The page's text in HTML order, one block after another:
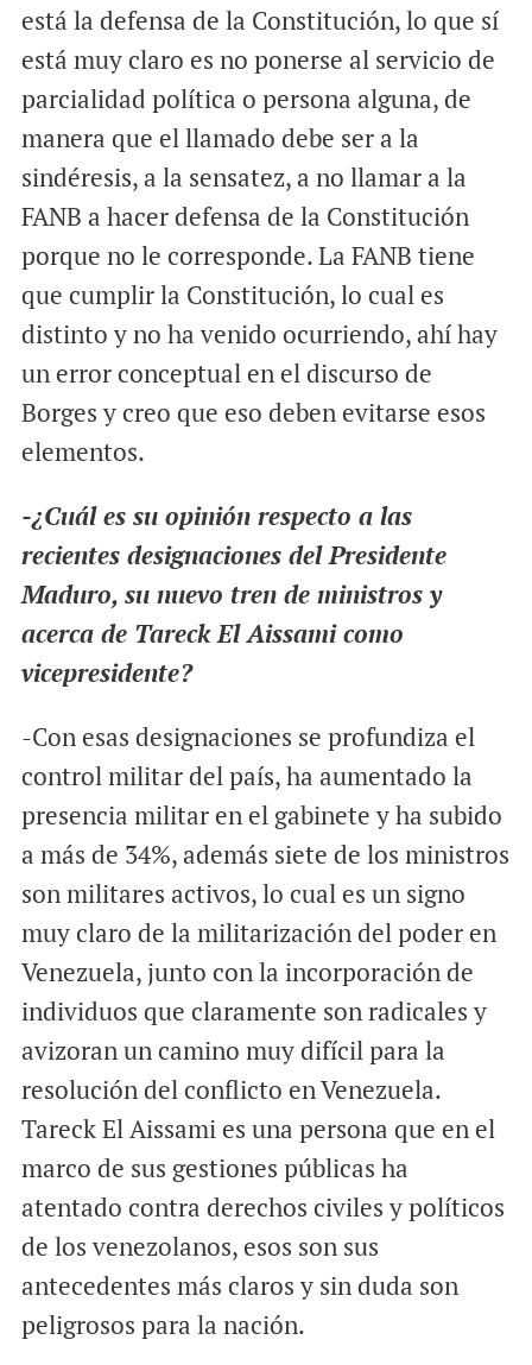
está la defensa de la Constitución, lo que sí
está muy claro es no ponerse al servicio de
parcialidad política o persona alguna, de
manera que el llamado debe ser a la
sindéresis, a la sensatez, a no llamar a la
FANB a hacer defensa de la Constitución
porque no le corresponde. La FANB tiene
que cumplir la Constitución, lo cual es
distinto y no ha venido ocurriendo, ahí hay
un error conceptual en el discurso de
Borges y creo que eso deben evitarse esos
elementos.
-¿Cuál es su opinión respecto a las
recientes designaciones del Presidente
Maduro, su nuevo tren de ministros y
acerca de Tareck El Aissami como
vicepresidente?
-Con esas designaciones se profundiza el
control militar del país, ha aumentado la
presencia militar en el gabinete y ha subido
a más de 34%, además siete de los ministros
son militares activos, lo cual es un signo
muy claro de la militarización del poder en
Venezuela, junto con la incorporación de
individuos que claramente son radicales y
avizoran un camino muy difícil para la
resolución del conflicto en Venezuela.
Tareck El Aissami es una persona que en el
marco de sus gestiones públicas ha
atentado contra derechos civiles y políticos
de los venezolanos, esos son sus
antecedentes más claros y sin duda son
peligrosos para la nación.